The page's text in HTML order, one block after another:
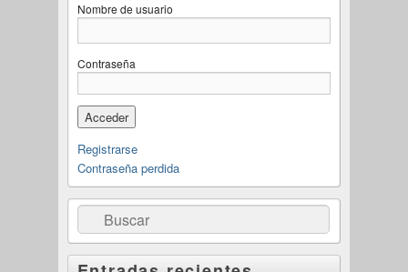
Nombre de usuario
Contraseña
Registrarse
Contraseña perdida
Buscar